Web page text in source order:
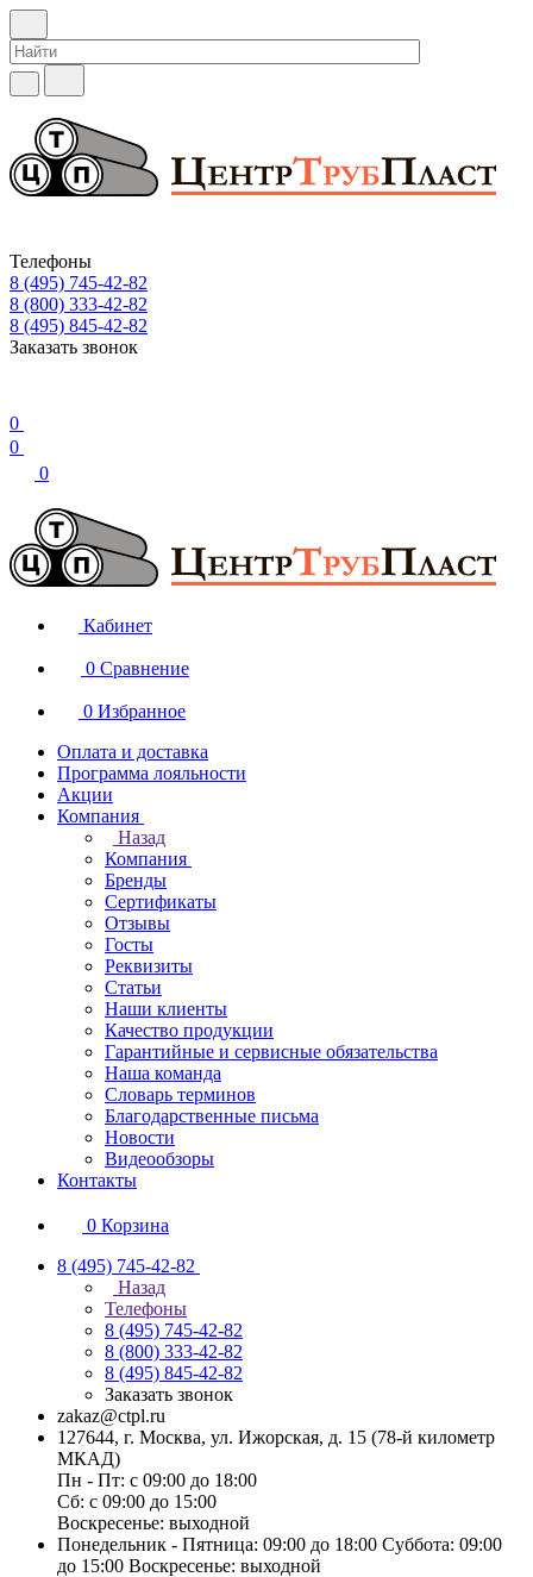
Телефоны
8 (495) 745-42-82
8 (800) 333-42-82
8 (495) 845-42-82
Заказать звонок
0
0
0
Кабинет
0 Сравнение
0 Избранное
Оплата и доставка
Программа лояльности
Акции
Компания
Назад
Компания
Бренды
Сертификаты
Отзывы
Госты
Реквизиты
Статьи
Наши клиенты
Качество продукции
Гарантийные и сервисные обязательства
Наша команда
Словарь терминов
Благодарственные письма
Новости
Видеообзоры
Контакты
0 Корзина
8 (495) 745-42-82
Назад
Телефоны
8 (495) 745-42-82
8 (800) 333-42-82
8 (495) 845-42-82
Заказать звонок
zakaz@ctpl.ru
127644, г. Москва, ул. Ижорская, д. 15 (78-й километр
МКАД)
Пн - Пт: с 09:00 до 18:00
Сб: с 09:00 до 15:00
Воскресенье: выходной
Понедельник - Пятница: 09:00 до 18:00 Суббота: 09:00
до 15:00 Воскресенье: выходной